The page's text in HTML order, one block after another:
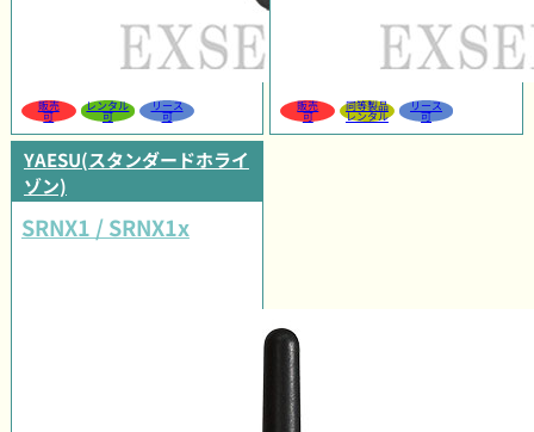
販売
可
レンタル
可
リース
可
販売
可
同等製品
レンタル
リース
可
YAESU(スタンダードホライ
ゾン)
SRNX1 / SRNX1x